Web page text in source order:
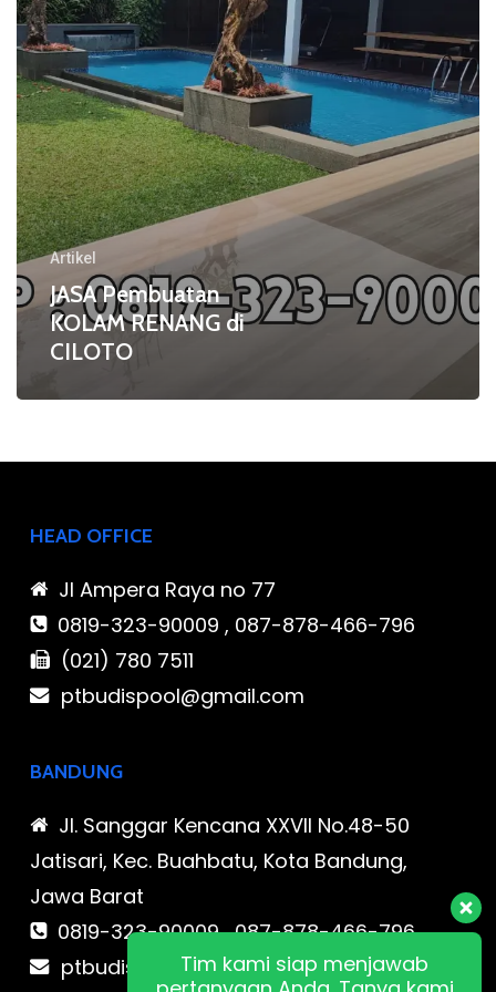
Artikel
JASA Pembuatan
KOLAM RENANG di
CILOTO
HEAD OFFICE
Jl Ampera Raya no 77
0819-323-90009 , 087-878-466-796
(021) 780 7511
ptbudispool@gmail.com
BANDUNG
Jl. Sanggar Kencana XXVII No.48-50
Jatisari, Kec. Buahbatu, Kota Bandung,
Jawa Barat
0819-323-90009 , 087-878-466-796
ptbudispool@gmail.comTim kami siap menjawab